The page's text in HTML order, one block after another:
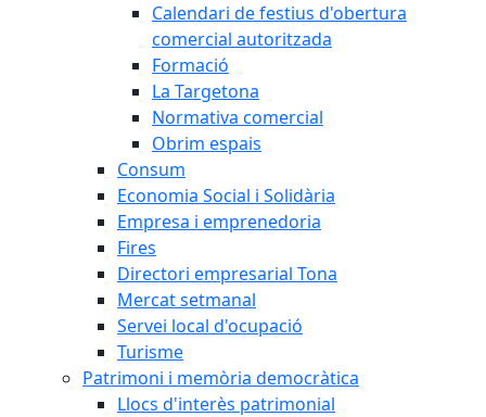
Calendari de festius d'obertura
comercial autoritzada
Formació
La Targetona
Normativa comercial
Obrim espais
Consum
Economia Social i Solidària
Empresa i emprenedoria
Fires
Directori empresarial Tona
Mercat setmanal
Servei local d'ocupació
Turisme
Patrimoni i memòria democràtica
Llocs d'interès patrimonial